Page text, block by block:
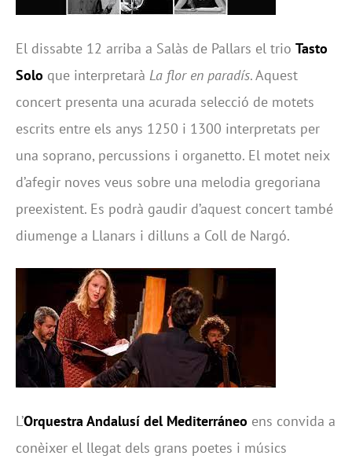
El dissabte 12 arriba a Salàs de Pallars el trio Tasto
Solo que interpretarà La flor en paradís. Aquest
concert presenta una acurada selecció de motets
escrits entre els anys 1250 i 1300 interpretats per
una soprano, percussions i organetto. El motet neix
d’afegir noves veus sobre una melodia gregoriana
preexistent. Es podrà gaudir d’aquest concert també
diumenge a Llanars i dilluns a Coll de Nargó.
L’Orquestra Andalusí del Mediterráneo ens convida a
conèixer el llegat dels grans poetes i músics